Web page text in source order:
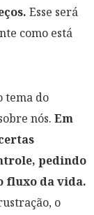
Esse será
como está
tema do
nós. Em
pedindo
fluxo da vida.
o